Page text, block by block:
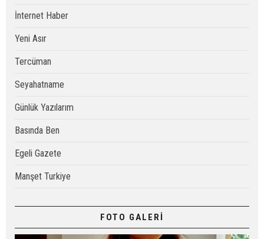
İnternet Haber
Yeni Asır
Tercüman
Seyahatname
Günlük Yazılarım
Basında Ben
Egeli Gazete
Manşet Turkiye
FOTO GALERİ